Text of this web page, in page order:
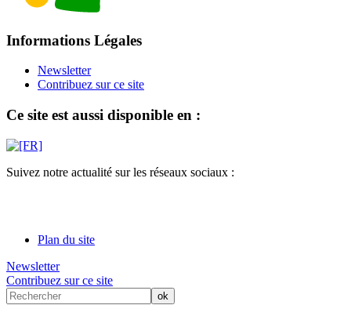
Informations Légales
Newsletter
Contribuez sur ce site
Ce site est aussi disponible en :
Suivez notre actualité sur les réseaux sociaux :
Plan du site
Newsletter
Contribuez sur ce site